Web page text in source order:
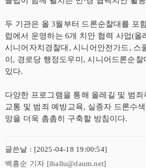
두 기관은 올 3월부터 드론순찰대를 포
럽에서 운영하는 6개 치안 협력 사업(올
시니어자치경찰대, 시니어안전가드, 스
이, 경로당 행정도우미, 시니어드론순찰
있다.
다양한 프로그램을 통해 올레길 및 범
교통 및 범죄 예방교육, 실종자 드론수
망을 더욱 촘촘히 구축할 방침이다.
글쓴날 : [2025-04-18 19:00:54]
백흥순 기자 [iballu@daum.net]